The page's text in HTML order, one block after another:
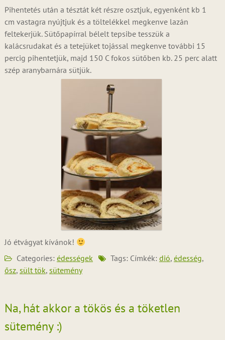
Pihentetés után a tésztát két részre osztjuk, egyenként kb 1
cm vastagra nyújtjuk és a töltelékkel megkenve lazán
feltekerjük. Sütőpapírral bélelt tepsibe tesszük a
kalácsrudakat és a tetejüket tojással megkenve további 15
percig pihentetjük, majd 150 C fokos sütőben kb. 25 perc alatt
szép aranybarnára sütjük.
Jó étvágyat kívánok!
Categories: édességek Tags: Címkék: dió, édesség,
ősz, sült tök, sütemény
Na, hát akkor a tökös és a töketlen
sütemény :)